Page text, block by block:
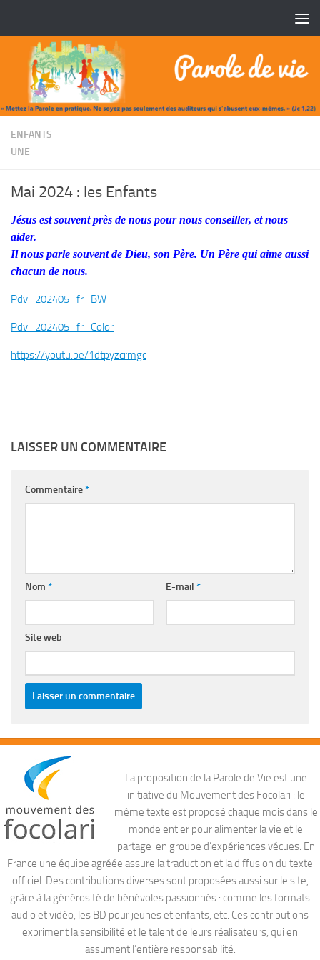
ENFANTS
UNE
Mai 2024 : les Enfants
Jésus est souvent près de nous pour nous conseiller, et nous
aider.
Il nous parle souvent de Dieu, son Père. Un Père qui aime aussi
chacun de nous.
Pdv_202405_fr_BW
Pdv_202405_fr_Color
https://youtu.be/1dtpyzcrmgc
LAISSER UN COMMENTAIRE
Commentaire*
Nom * E-mail *
Site web
La proposition de la Parole de Vie est une
initiative du Mouvement des Focolari : le
même texte est proposé chaque mois dans le
monde entier pour alimenter la vie et le
partage en groupe d’expériences vécues. En
France une équipe agréée assure la traduction et la diffusion du texte
officiel. Des contributions diverses sont proposées aussi sur le site,
grâce à la générosité de bénévoles passionnés : comme les formats
audio et vidéo, les BD pour jeunes et enfants, etc. Ces contributions
expriment la sensibilité et le talent de leurs réalisateurs, qui en
assument l’entière responsabilité.